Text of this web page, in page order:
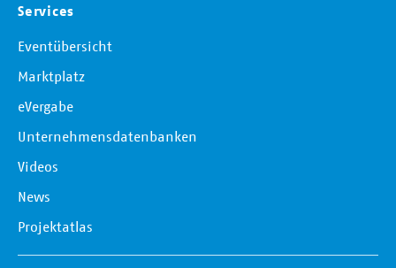
Services
Eventübersicht
Marktplatz
eVergabe
Unternehmensdatenbanken
Videos
News
Projektatlas